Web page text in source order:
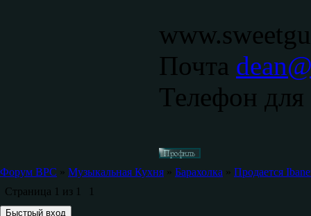
Почта
Телефон для
Форум ВРС » Музыкальная Кухня » Барахолка » Продается
Страница 1 из 1 1